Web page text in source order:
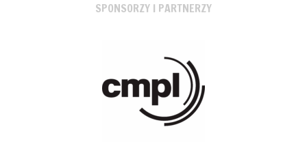
SPONSORZY I PARTNERZY